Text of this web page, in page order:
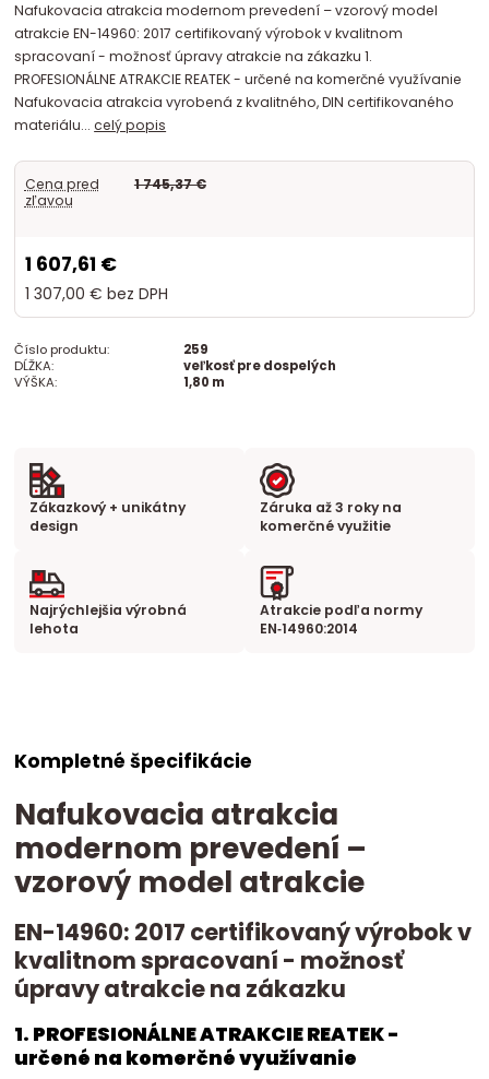
Nafukovacia atrakcia modernom prevedení – vzorový model
atrakcie EN-14960: 2017 certifikovaný výrobok v kvalitnom
spracovaní - možnosť úpravy atrakcie na zákazku 1.
PROFESIONÁLNE ATRAKCIE REATEK - určené na komerčné využívanie
Nafukovacia atrakcia vyrobená z kvalitného, DIN certifikovaného
materiálu...celý popis
Cena pred
zľavou
1 745,37 €
1 607,61 €
1 307,00 € bez DPH
Číslo produktu:
259
DĹŽKA:
veľkosť pre dospelých
VÝŠKA:
1,80 m
Zákazkový + unikátny
design
Záruka až 3 roky na
komerčné využitie
Najrýchlejšia výrobná
lehota
Atrakcie podľa normy
EN‑14960:2014
Kompletné špecifikácie
Nafukovacia atrakcia
modernom prevedení –
vzorový model atrakcie
EN-14960: 2017 certifikovaný výrobok v
kvalitnom spracovaní - možnosť
úpravy atrakcie na zákazku
1. PROFESIONÁLNE ATRAKCIE REATEK -
určené na komerčné využívanie